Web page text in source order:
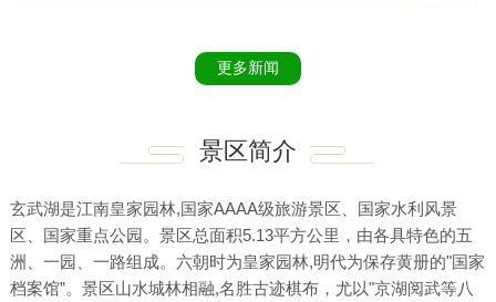
更多新闻
景区简介
玄武湖是江南皇家园林,国家AAAA级旅游景区、国家水利风景
区、国家重点公园。景区总面积5.13平方公里，由各具特色的五
洲、一园、一路组成。六朝时为皇家园林,明代为保存黄册的"国家
档案馆”。景区山水城林相融,名胜古迹棋布，尤以"京湖阅武等八